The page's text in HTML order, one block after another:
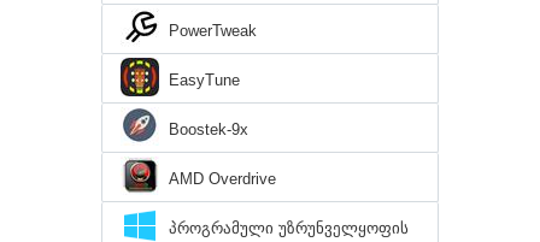
PowerTweak
EasyTune
Boostek-9x
AMD Overdrive
პროგრამული უზრუნველყოფის